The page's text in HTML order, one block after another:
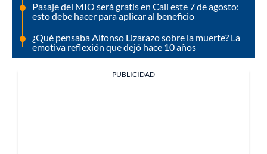
Pasaje del MIO será gratis en Cali este 7 de agosto:
esto debe hacer para aplicar al beneficio
¿Qué pensaba Alfonso Lizarazo sobre la muerte? La
emotiva reflexión que dejó hace 10 años
PUBLICIDAD